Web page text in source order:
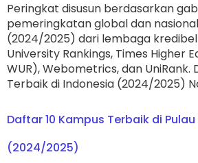
Peringkat disusun berdasarkan
pemeringkatan global dan
(2024/2025) dari lembaga
University Rankings, Times Higher
WUR), Webometrics, dan UniRank.
Terbaik di Indonesia (2024/2025)
Daftar 10 Kampus Terbaik di
(2024/2025)